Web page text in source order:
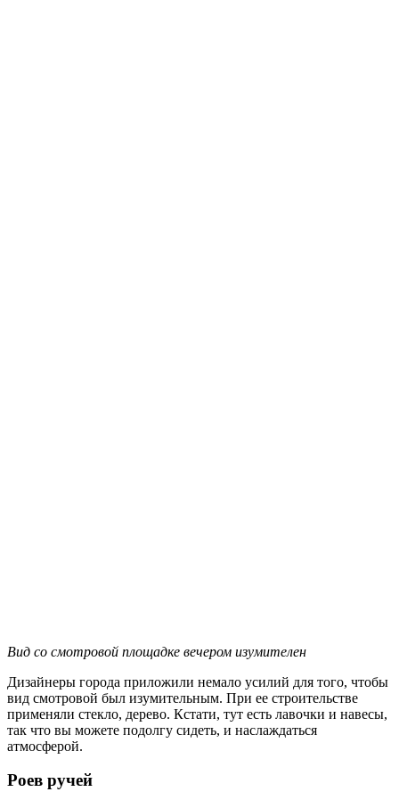
Вид со смотровой площадке вечером изумителен
Дизайнеры города приложили немало усилий для того, чтобы
вид смотровой был изумительным. При ее строительстве
применяли стекло, дерево. Кстати, тут есть лавочки и навесы,
так что вы можете подолгу сидеть, и наслаждаться
атмосферой.
Роев ручей